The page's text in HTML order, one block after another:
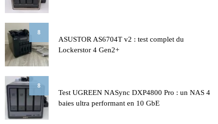
8
ASUSTOR AS6704T v2 : test complet du
Lockerstor 4 Gen2+
8
Test UGREEN NASync DXP4800 Pro : un NAS 4
baies ultra performant en 10 GbE